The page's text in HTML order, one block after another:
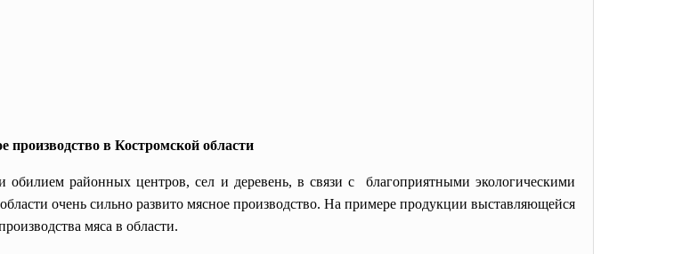
производство в Костромской области
районных центров, сел и деревень, в связи с благоприятными экологическими
очень сильно развито мясное производство. На примере продукции выставляющейся
мяса в области.